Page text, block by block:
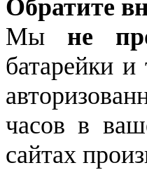
Обратите
Мы не
батарейки
часов в
сайтах